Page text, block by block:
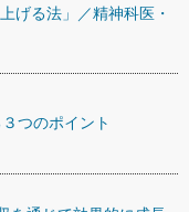
げる法」／精神科医・
つのポイント